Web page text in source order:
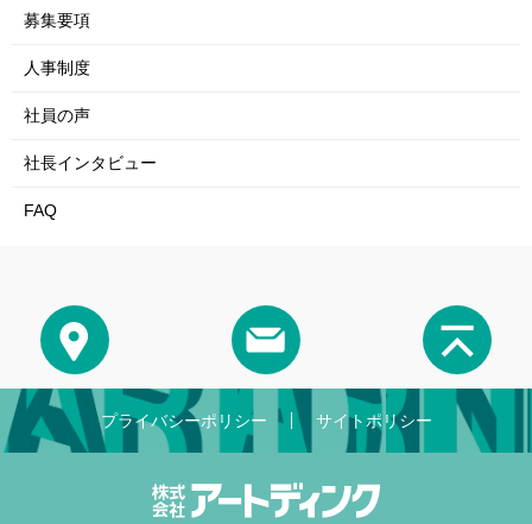
募集要項
人事制度
社員の声
社長インタビュー
FAQ
プライバシーポリシー サイトポリシー